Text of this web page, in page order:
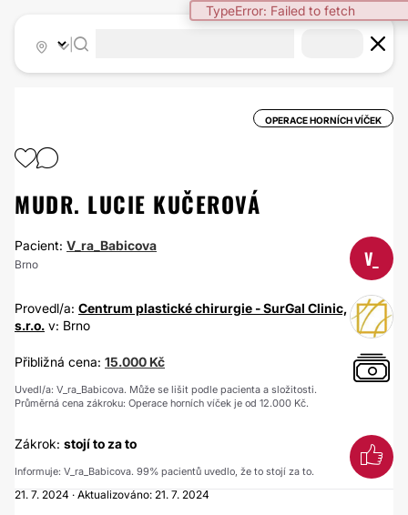
TypeError: Failed to fetch
OPERACE HORNÍCH VÍČEK
MUDR. LUCIE KUČEROVÁ
Pacient: V_ra_Babicova
Brno V_
Provedl/a: Centrum plastické chirurgie - SurGal Clinic,
s.r.o. v: Brno
Přibližná cena: 15.000 Kč
Uvedl/a: V_ra_Babicova. Může se lišit podle pacienta a složitosti.
Průměrná cena zákroku: Operace horních víček je od 12.000 Kč.
Zákrok: stojí to za to
Informuje: V_ra_Babicova. 99% pacientů uvedlo, že to stojí za to.
21. 7. 2024 · Aktualizováno: 21. 7. 2024